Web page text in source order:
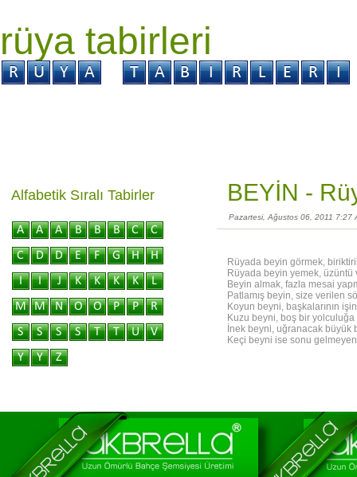
rüya tabirleri
BEYİN -
Pazartesi, Ağustos 06, 2011 7:27
Rüyada beyin görmek,
Rüyada beyin yemek, üzüntü
Beyin almak, fazla mesai
Patlamış beyin, size verilen
Koyun beyni, başkalarının
Kuzu beyni, boş bir yolculuğa
İnek beyni, uğranacak büyük
Keçi beyni ise sonu
Alfabetik Sıralı Tabirler